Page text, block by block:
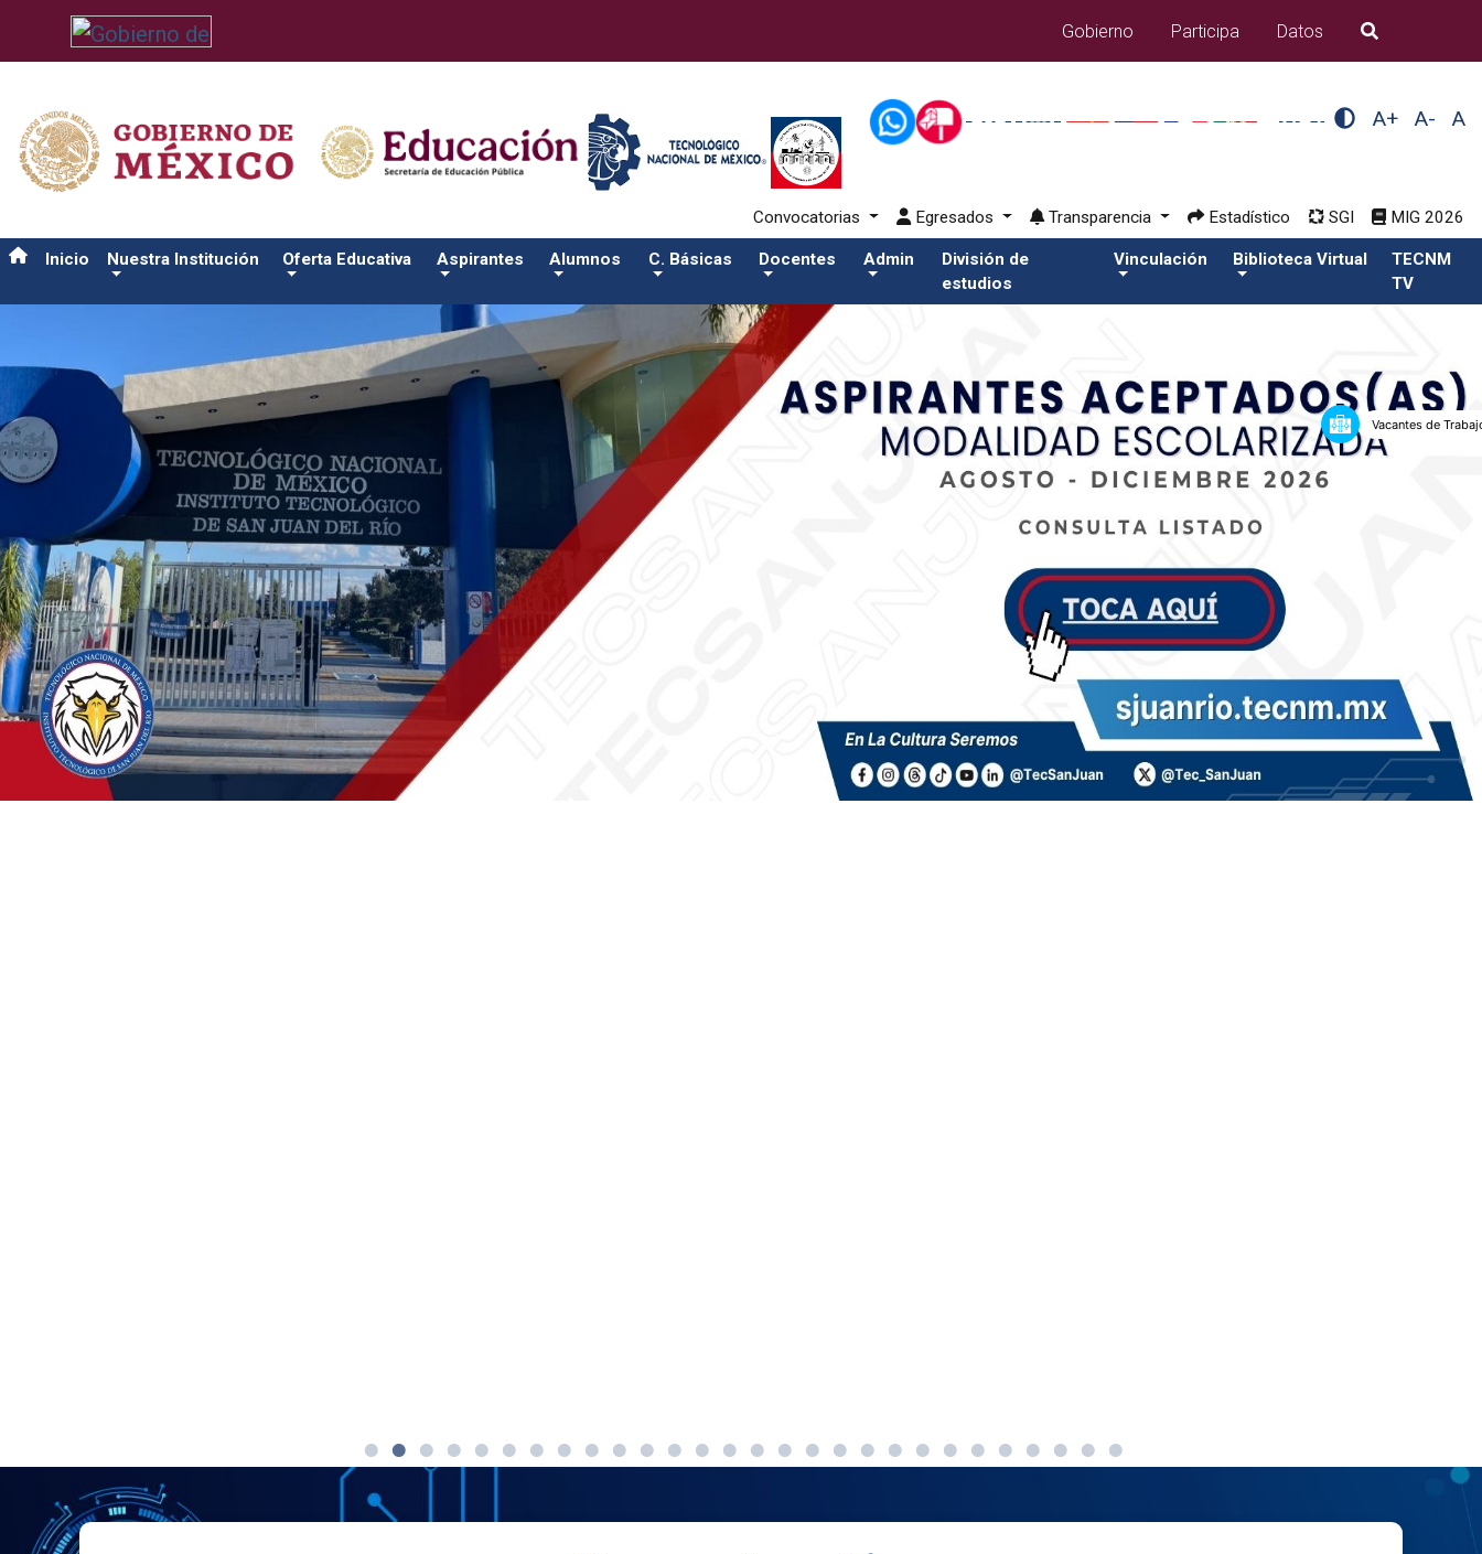
/usr/bin/ruby /www/wwwroot/sjuanrio.tecnm.mx/api/article.rb alumnos/residenciasSalida del comando:
Gobierno
Participa Datos B�squeda
A+ A- A
Convocatorias Egresados Transparencia Estadístico SGI MIG 2026
Inicio Nuestra Institución Oferta Educativa Aspirantes Alumnos C. Básicas Docentes Admin
División de
estudios
Vinculación Biblioteca Virtual
TECNM
TV